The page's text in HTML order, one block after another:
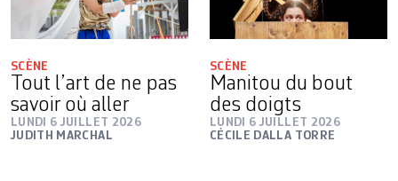
SCÈNE
Tout l’art de ne pas
savoir où aller
LUNDI 6 JUILLET 2026
JUDITH MARCHAL
SCÈNE
Manitou du bout
des doigts
LUNDI 6 JUILLET 2026
CÉCILE DALLA TORRE